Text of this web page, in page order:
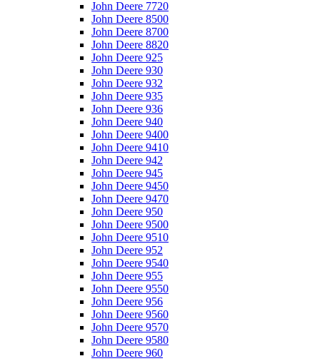
John Deere 7720
John Deere 8500
John Deere 8700
John Deere 8820
John Deere 925
John Deere 930
John Deere 932
John Deere 935
John Deere 936
John Deere 940
John Deere 9400
John Deere 9410
John Deere 942
John Deere 945
John Deere 9450
John Deere 9470
John Deere 950
John Deere 9500
John Deere 9510
John Deere 952
John Deere 9540
John Deere 955
John Deere 9550
John Deere 956
John Deere 9560
John Deere 9570
John Deere 9580
John Deere 960